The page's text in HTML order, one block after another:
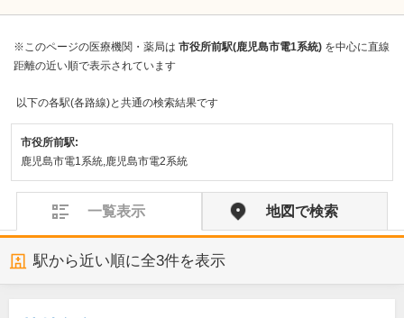
※このページの医療機関・薬局は 市役所前駅(鹿児島市電1系統) を中心に直線
距離の近い順で表示されています
以下の各駅(各路線)と共通の検索結果です
市役所前駅:
鹿児島市電1系統,鹿児島市電2系統
一覧表示 地図で検索
駅から近い順に全3件を表示